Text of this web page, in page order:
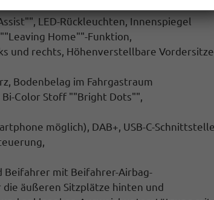
LED-Rückleuchten, Innenspiegel
Home""-Funktion,
und rechts, Höhenverstellbare
Bodenbelag im Fahrgastraum
Color Stoff ""Bright Dots"",
möglich), DAB+, USB-C-
Beifahrer mit Beifahrer-Airbag-
äußeren Sitzplätze hinten und